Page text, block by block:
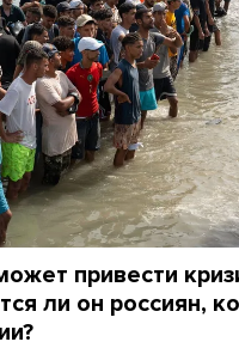
привести
ли он россиян,